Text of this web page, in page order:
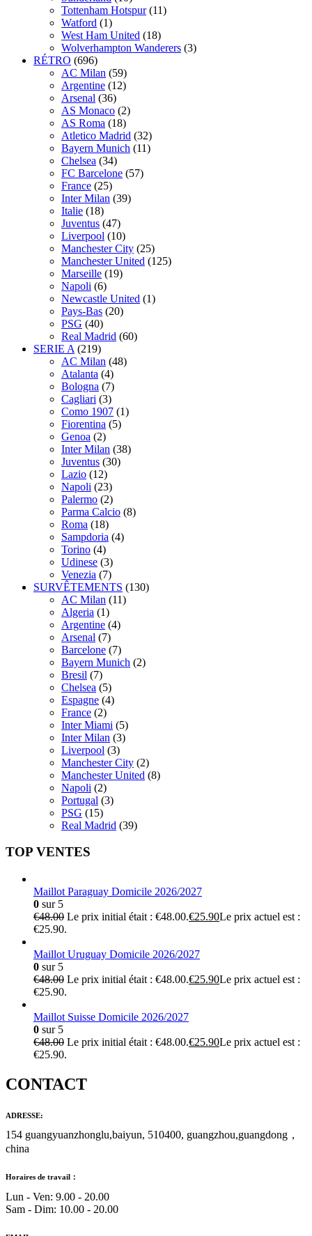
Tottenham Hotspur (11)
Watford (1)
West Ham United (18)
Wolverhampton Wanderers (3)
RÉTRO (696)
AC Milan (59)
Argentine (12)
Arsenal (36)
AS Monaco (2)
AS Roma (18)
Atletico Madrid (32)
Bayern Munich (11)
Chelsea (34)
FC Barcelone (57)
France (25)
Inter Milan (39)
Italie (18)
Juventus (47)
Liverpool (10)
Manchester City (25)
Manchester United (125)
Marseille (19)
Napoli (6)
Newcastle United (1)
Pays-Bas (20)
PSG (40)
Real Madrid (60)
SERIE A (219)
AC Milan (48)
Atalanta (4)
Bologna (7)
Cagliari (3)
Como 1907 (1)
Fiorentina (5)
Genoa (2)
Inter Milan (38)
Juventus (30)
Lazio (12)
Napoli (23)
Palermo (2)
Parma Calcio (8)
Roma (18)
Sampdoria (4)
Torino (4)
Udinese (3)
Venezia (7)
SURVÊTEMENTS (130)
AC Milan (11)
Algeria (1)
Argentine (4)
Arsenal (7)
Barcelone (7)
Bayern Munich (2)
Bresil (7)
Chelsea (5)
Espagne (4)
France (2)
Inter Miami (5)
Inter Milan (3)
Liverpool (3)
Manchester City (2)
Manchester United (8)
Napoli (2)
Portugal (3)
PSG (15)
Real Madrid (39)
TOP VENTES
Maillot Paraguay Domicile 2026/2027
0 sur 5
€48.00 Le prix initial était : €48.00.€25.90Le prix actuel est :
€25.90.
Maillot Uruguay Domicile 2026/2027
0 sur 5
€48.00 Le prix initial était : €48.00.€25.90Le prix actuel est :
€25.90.
Maillot Suisse Domicile 2026/2027
0 sur 5
€48.00 Le prix initial était : €48.00.€25.90Le prix actuel est :
€25.90.
CONTACT
ADRESSE:
154 guangyuanzhonglu,baiyun, 510400, guangzhou,guangdong，
china
Horaires de travail：
Lun - Ven: 9.00 - 20.00
Sam - Dim: 10.00 - 20.00